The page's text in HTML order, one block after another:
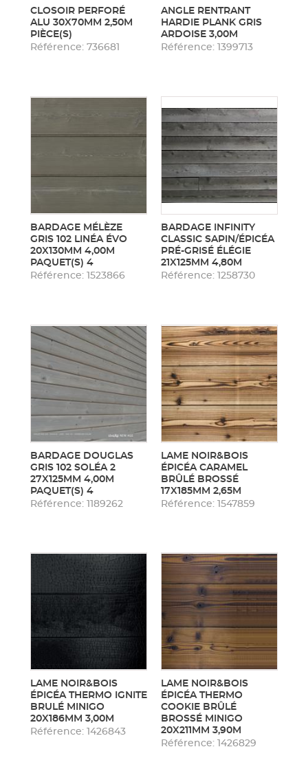
CLOSOIR PERFORÉ
ALU 30X70MM 2,50M
PIÈCE(S)
Référence: 736681
ANGLE RENTRANT
HARDIE PLANK GRIS
ARDOISE 3,00M
Référence: 1399713
BARDAGE MÉLÈZE
GRIS 102 LINÉA ÉVO
20X130MM 4,00M
PAQUET(S) 4
Référence: 1523866
BARDAGE INFINITY
CLASSIC SAPIN/ÉPICÉA
PRÉ-GRISÉ ÉLÉGIE
21X125MM 4,80M
Référence: 1258730
BARDAGE DOUGLAS
GRIS 102 SOLÉA 2
27X125MM 4,00M
PAQUET(S) 4
Référence: 1189262
LAME NOIR&BOIS
ÉPICÉA CARAMEL
BRÛLÉ BROSSÉ
17X185MM 2,65M
Référence: 1547859
LAME NOIR&BOIS
ÉPICÉA THERMO IGNITE
BRULÉ MINIGO
20X186MM 3,00M
Référence: 1426843
LAME NOIR&BOIS
ÉPICÉA THERMO
COOKIE BRÛLÉ
BROSSÉ MINIGO
20X211MM 3,90M
Référence: 1426829